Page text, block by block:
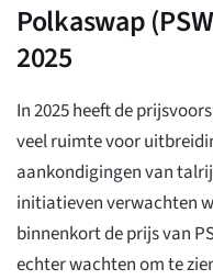
Polkaswap
2025
In 2025 heeft de
veel ruimte voor
aankondigingen van
initiatieven verwachten
binnenkort de prijs van
echter wachten om te